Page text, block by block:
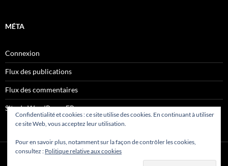
MÉTA
Connexion
Flux des publications
Flux des commentaires
Site de WordPress-FR
Confidentialité et cookies : ce site utilise des cookies. En continuant à utiliser
ce site Web, vous acceptez leur utilisation.
Pour en savoir plus, notamment sur la façon de contrôler les cookies,
consultez : Politique relative aux cookies